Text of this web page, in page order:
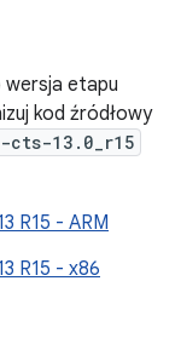
wersja etapu
kod źródłowy
cts-13.0_r15
R15 - ARM
R15 - x86